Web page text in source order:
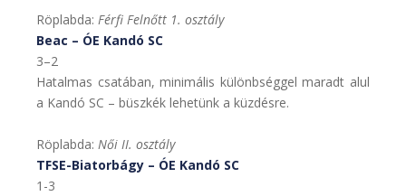
Röplabda: Férfi Felnőtt 1. osztály
Beac – ÓE Kandó SC
3–2
Hatalmas csatában, minimális különbséggel maradt alul
a Kandó SC – büszkék lehetünk a küzdésre.
Röplabda: Női II. osztály
TFSE-Biatorbágy – ÓE Kandó SC
1-3